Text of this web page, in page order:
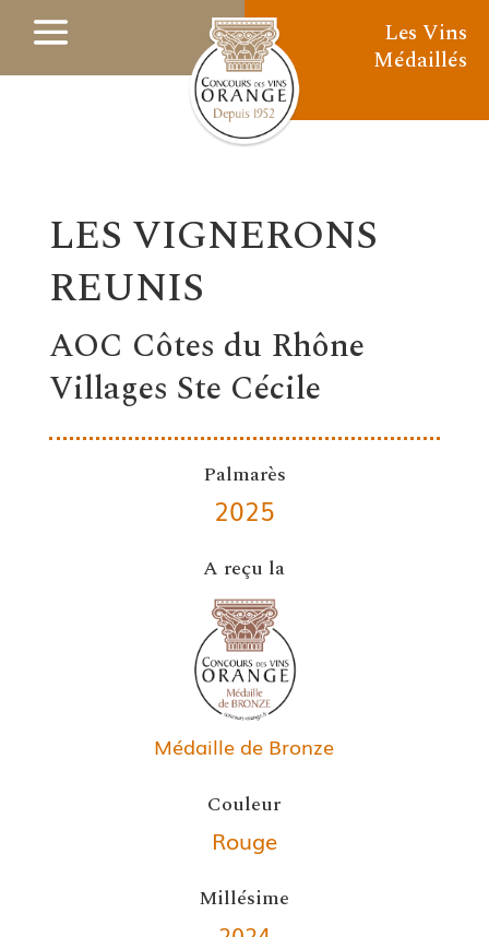
Les Vins
Médaillés
LES VIGNERONS
REUNIS
AOC Côtes du Rhône
Villages Ste Cécile
Palmarès
2025
A reçu la
Médaille de Bronze
Couleur
Rouge
Millésime